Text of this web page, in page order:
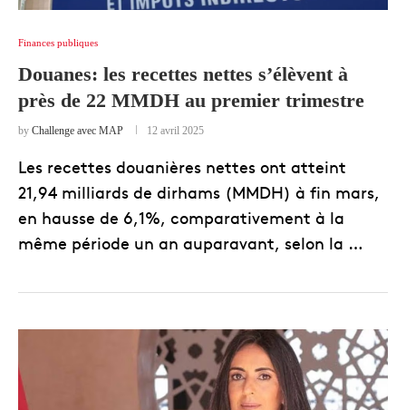
Finances publiques
Douanes: les recettes nettes s’élèvent à
près de 22 MMDH au premier trimestre
by Challenge avec MAP 12 avril 2025
Les recettes douanières nettes ont atteint
21,94 milliards de dirhams (MMDH) à fin mars,
en hausse de 6,1%, comparativement à la
même période un an auparavant, selon la …